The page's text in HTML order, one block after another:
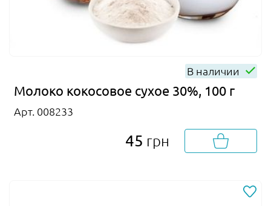
В наличии
Молоко кокосовое сухое 30%, 100 г
Арт. 008233
45 грн